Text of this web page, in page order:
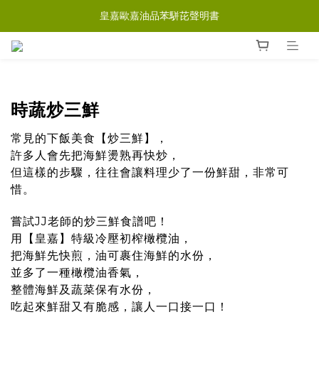
皇嘉歐嘉油品苯駢芘聲明書
時蔬炒三鮮
常見的下飯美食【炒三鮮】，
許多人會先把海鮮燙熟再快炒，
但這樣的步驟，往往會讓料理少了一份鮮甜，非常可
惜。
嘗試JJ老師的炒三鮮食譜吧！
用【皇嘉】特級冷壓初榨橄欖油，
把海鮮先快煎，油可裹住海鮮的水份，
並多了一種橄欖油香氣，
整體海鮮及蔬菜保有水份，
吃起來鮮甜又有脆感 ， 讓人一口接一口 ！